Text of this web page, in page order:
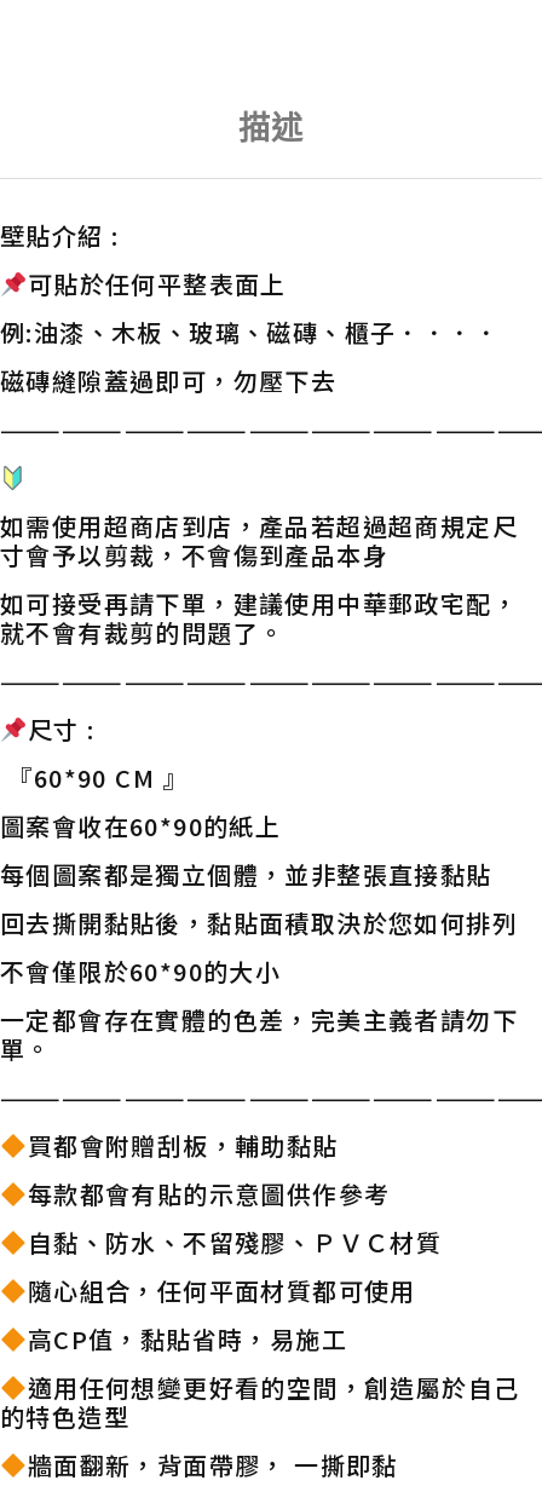
描述
壁貼介紹 :
可貼於任何平整表面上
例:油漆、木板、玻璃、磁磚、櫃子．．．．
磁磚縫隙蓋過即可，勿壓下去
如需使用超商店到店，產品若超過超商規定尺
寸會予以剪裁，不會傷到產品本身
如可接受再請下單，建議使用中華郵政宅配，
就不會有裁剪的問題了。
尺寸 :
『60*90 CM 』
圖案會收在60*90的紙上
每個圖案都是獨立個體，並非整張直接黏貼
回去撕開黏貼後，黏貼面積取決於您如何排列
不會僅限於60*90的大小
一定都會存在實體的色差，完美主義者請勿下
單。
買都會附贈刮板，輔助黏貼
每款都會有貼的示意圖供作參考
自黏、防水、不留殘膠、ＰＶＣ材質
隨心組合，任何平面材質都可使用
高CP值，黏貼省時，易施工
適用任何想變更好看的空間，創造屬於自己
的特色造型
牆面翻新，背面帶膠， 一撕即黏